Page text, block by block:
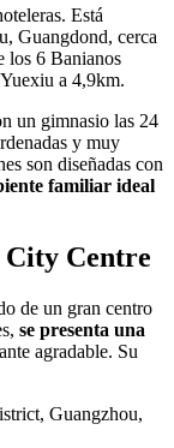
Está
Guangdond, cerca
los 6 Banianos
a 4,9km.
un gimnasio las 24
y muy
son diseñadas con
familiar ideal
City Centre
de un gran centro
se presenta una
agradable. Su
Guangzhou,